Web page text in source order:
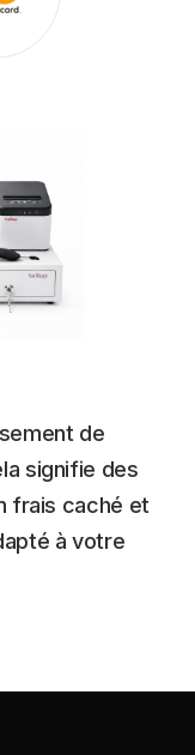
de
signifie des
frais caché et
à votre